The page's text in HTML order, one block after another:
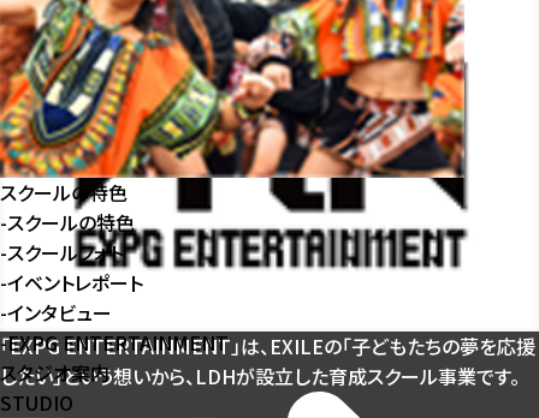
スクールの特色
-スクールの特色
-スクールフォト
-イベントレポート
-インタビュー
-EXPG ENTERTAINMENT
スタジオ案内
STUDIO
「EXPG ENTERTAINMENT」は、EXILEの「⼦どもたちの夢を応援
したい」という想いから、LDHが設⽴した育成スクール事業です。